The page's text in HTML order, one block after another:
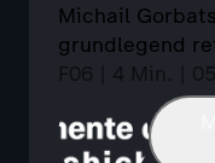
Michail
grundlegend
F06 | 4 Min. |